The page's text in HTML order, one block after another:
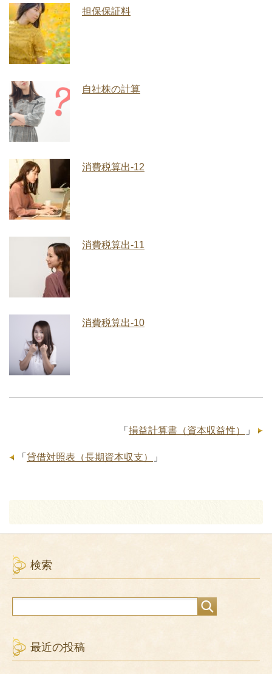
担保保証料
自社株の計算
消費税算出-12
消費税算出-11
消費税算出-10
「 損益計算書（資本収益性） 」
「 貸借対照表（長期資本収支） 」
検索
最近の投稿